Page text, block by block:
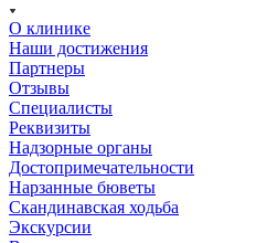
О клинике
Наши достижения
Партнеры
Отзывы
Специалисты
Реквизиты
Надзорные органы
Достопримечательности
Нарзанные бюветы
Скандинавская ходьба
Экскурсии